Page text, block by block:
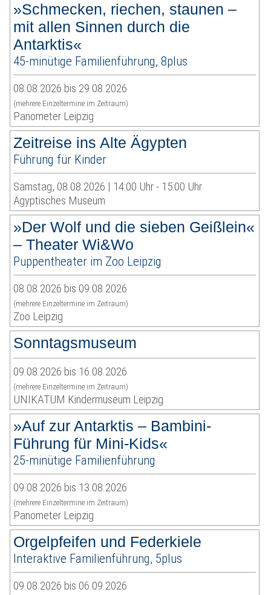
»Schmecken, riechen, staunen –
mit allen Sinnen durch die
Antarktis«
45-minütige Familienführung, 8plus
08.08.2026 bis 29.08.2026
(mehrere Einzeltermine im Zeitraum)
Panometer Leipzig
Zeitreise ins Alte Ägypten
Führung für Kinder
Samstag, 08.08.2026 | 14:00 Uhr - 15:00 Uhr
Ägyptisches Museum
»Der Wolf und die sieben Geißlein«
– Theater Wi&Wo
Puppentheater im Zoo Leipzig
08.08.2026 bis 09.08.2026
(mehrere Einzeltermine im Zeitraum)
Zoo Leipzig
Sonntagsmuseum
09.08.2026 bis 16.08.2026
(mehrere Einzeltermine im Zeitraum)
UNIKATUM Kindermuseum Leipzig
»Auf zur Antarktis – Bambini-
Führung für Mini-Kids«
25-minütige Familienführung
09.08.2026 bis 13.08.2026
(mehrere Einzeltermine im Zeitraum)
Panometer Leipzig
Orgelpfeifen und Federkiele
Interaktive Familienführung, 5plus
09.08.2026 bis 06.09.2026